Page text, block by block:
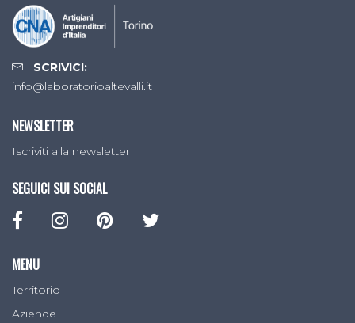
SCRIVICI:
info@laboratorioaltevalli.it
NEWSLETTER
Iscriviti alla newsletter
SEGUICI SUI SOCIAL
MENU
Territorio
Aziende